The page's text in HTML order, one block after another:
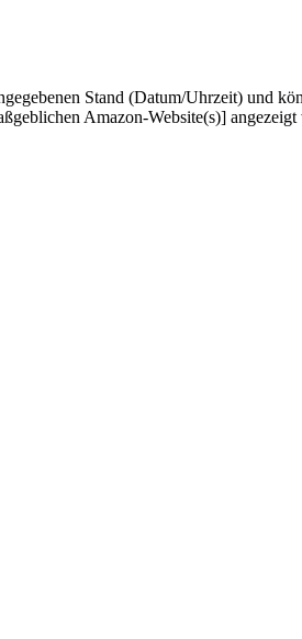
Stand (Datum/Uhrzeit) und
Amazon-Website(s)] angezeigt